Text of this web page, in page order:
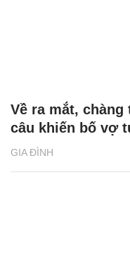
GIA ĐÌNH
Về ra mắt,
câu khiến bố vợ